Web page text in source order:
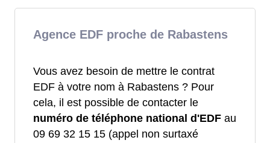
Agence EDF proche de Rabastens
Vous avez besoin de mettre le contrat
EDF à votre nom à Rabastens ? Pour
cela, il est possible de contacter le
numéro de téléphone national d'EDF au
09 69 32 15 15 (appel non surtaxé